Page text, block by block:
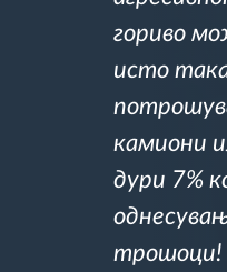
гориво
исто
камиони
дури 7%
трошоци!